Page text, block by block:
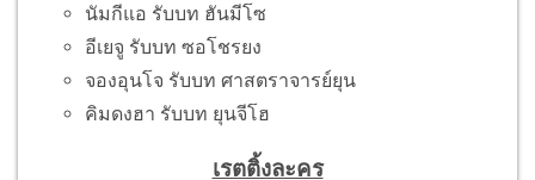
นัมกีแอ รับบท ฮันมีโซ
อีเยจู รับบท ซอโชรยง
จองอุนโจ รับบท ศาสตราจารย์ยุน
คิมดงฮา รับบท ยุนจีโฮ
เรตติ้งละคร